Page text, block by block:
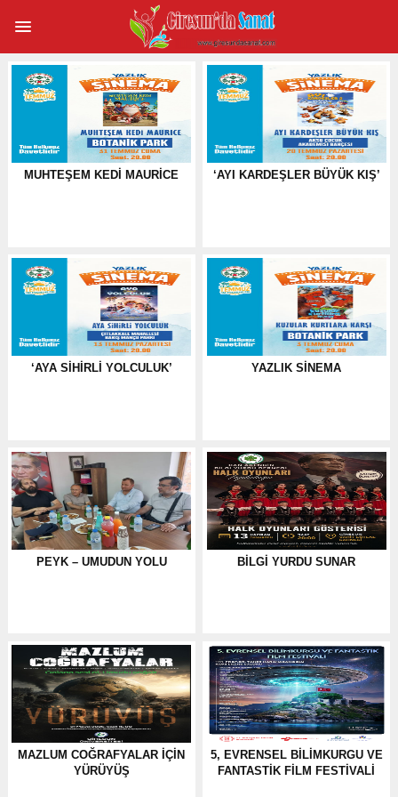
MUHTEŞEM KEDI MAURICE ‘AYI KARDEŞLER BÜYÜK KIŞ’
‘AYA SIHIRLI YOLCULUK’ YAZLIK SINEMA
PEYK – UMUDUN YOLU BILGI YURDU SUNAR
MAZLUM COĞRAFYALAR IÇIN
YÜRÜYÜŞ
5, EVRENSEL BILIMKURGU VE
FANTASTIK FILM FESTIVALI